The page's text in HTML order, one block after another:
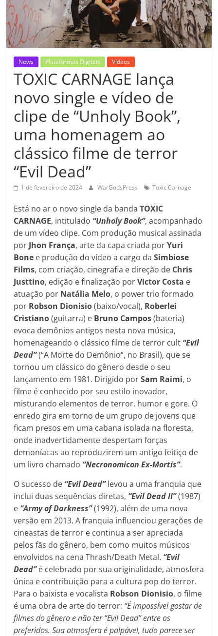
News Plataformas Digitais Vídeos
TOXIC CARNAGE lança
novo single e vídeo de
clipe de “Unholy Book”,
uma homenagem ao
clássico filme de terror
“Evil Dead”
1 de fevereiro de 2024 WarGodsPress Toxic Carnage
Está no ar o novo single da bandaTOXIC
CARNAGE, intitulado “Unholy Book”, acompanhado
de um vídeo clipe. Com produção musical assinada
por Jhon França, arte da capa criada porYuri
Bone e produção do vídeo a cargo daSimbiose
Films, com criação, cinegrafia e direção de Chris
Justtino, edição e finalização porVictor Costa e
atuação por Natália Melo, o power trio formado
por Robson Dionisio(baixo/vocal), Roberlei
Cristiano(guitarra) e Bruno Campos(bateria)
evoca demônios antigos nesta nova música,
homenageando o clássico filme de terror cult “Evil
Dead”(“A Morte do Demônio”, no Brasil), que se
tornou um clássico do gênero desde o seu
lançamento em 1981. Dirigido porSam Raimi, o
filme é conhecido por seu estilo inovador,
misturando elementos de terror, humor e gore. O
enredo gira em torno de um grupo de jovens que
ficam presos em uma cabana isolada na floresta,
onde inadvertidamente despertam forças
demoníacas ao reproduzirem um antigo feitiço de
um livro chamado “Necronomicon Ex-Mortis”.
O sucesso de “Evil Dead”levou a uma franquia que
inclui duas sequências diretas, “Evil Dead II”(1987)
e “Army of Darkness”(1992), além de uma nova
versão em 2013. A franquia influenciou gerações de
cineastas de terror e continua a ser apreciada
pelos fãs do gênero, bem como muitos músicos
envolvidos na cena Thrash/Death Metal. “Evil
Dead”é celebrado por sua originalidade, atmosfera
única e contribuição para a cultura pop do terror.
Para o baixista e vocalista Robson Dionisio, o filme
é uma obra de arte do terror: “É impossível gostar de
filmes do gênero e não ter “Evil Dead” entre os
preferidos. Sua atmosfera é palpável, tudo parece ser